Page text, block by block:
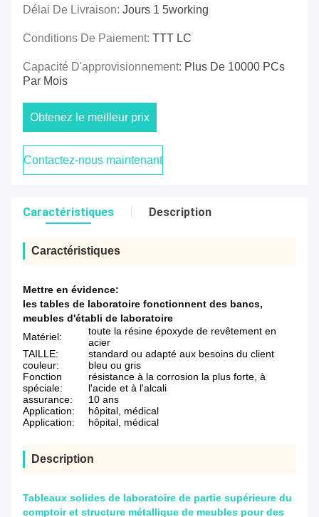
Délai De Livraison: Jours 1 5working
Conditions De Paiement: TTT LC
Capacité D'approvisionnement: Plus De 10000 PCs
Par Mois
Obtenez le meilleur prix
Contactez-nous maintenant
Caractéristiques Description
Caractéristiques
Mettre en évidence:
les tables de laboratoire fonctionnent des bancs,
meubles d'établi de laboratoire
Matériel:
toute la résine époxyde de revêtement en
acier
TAILLE:
standard ou adapté aux besoins du client
couleur:
bleu ou gris
Fonction
spéciale:
résistance à la corrosion la plus forte, à
l'acide et à l'alcali
assurance:
10 ans
Application:
hôpital, médical
Application:
hôpital, médical
Description
Tableaux solides de laboratoire de partie supérieure du
comptoir et structure métallique de meubles pour des